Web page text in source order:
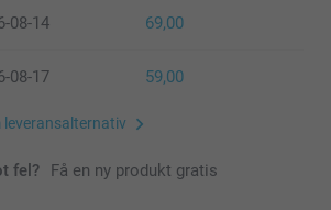
08-14 69,00
08-17 59,00
fel? Få en ny produkt gratis